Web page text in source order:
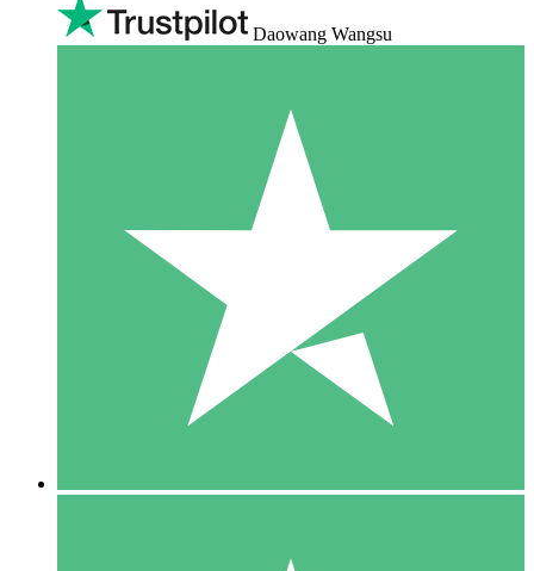
Daowang Wangsu